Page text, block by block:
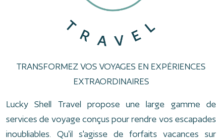
TRANSFORMEZ VOS VOYAGES EN EXPÉRIENCES
EXTRAORDINAIRES
Lucky Shell Travel propose une large gamme de
services de voyage conçus pour rendre vos escapades
inoubliables. Qu'il s'agisse de forfaits vacances sur